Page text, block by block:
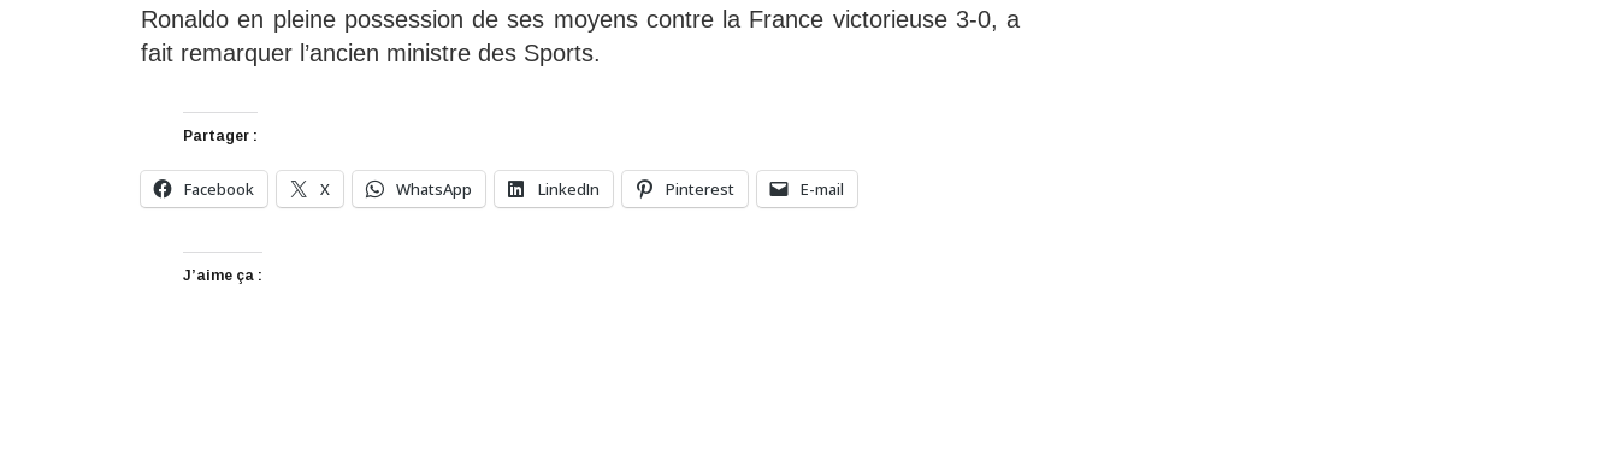
Ronaldo en pleine possession de ses moyens contre la France victorieuse 3-0, a
fait remarquer l’ancien ministre des Sports.
Partager :
Facebook X WhatsApp LinkedIn Pinterest E-mail
J’aime ça :